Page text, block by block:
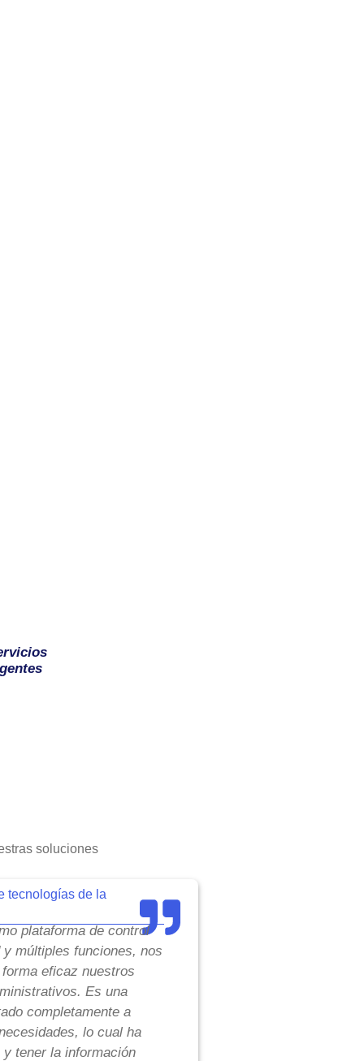
soluciones
tecnologías de la
plataforma de control
múltiples funciones, nos
eficaz nuestros
Es una
completamente a
lo cual ha
tener la información